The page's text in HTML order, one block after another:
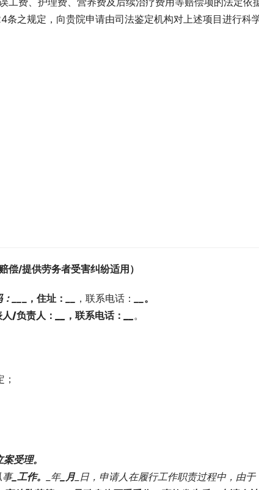
之规定，向贵院申请由司法鉴定机构对上述项目进行科
偿/提供劳务者受害纠纷适用）
_，住址： ，联系电话：
。
人/负责人： ，联系电话： 。
受理。
事_工作。 _年_月_日，申请人在履行工作职责过程中，由于